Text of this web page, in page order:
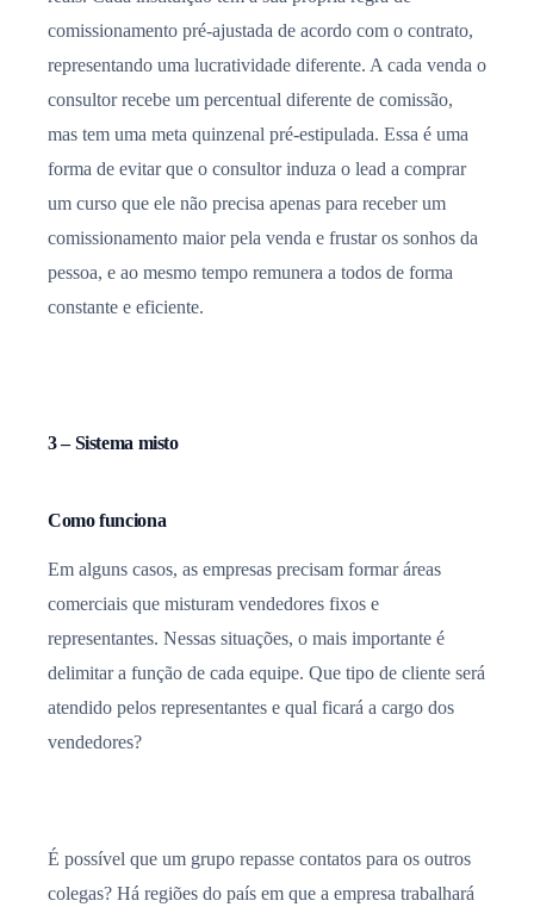
comissionamento pré-ajustada de acordo com o contrato,
representando uma lucratividade diferente. A cada venda o
consultor recebe um percentual diferente de comissão,
mas tem uma meta quinzenal pré-estipulada. Essa é uma
forma de evitar que o consultor induza o lead a comprar
um curso que ele não precisa apenas para receber um
comissionamento maior pela venda e frustar os sonhos da
pessoa, e ao mesmo tempo remunera a todos de forma
constante e eficiente.
3 – Sistema misto
Como funciona
Em alguns casos, as empresas precisam formar áreas
comerciais que misturam vendedores fixos e
representantes. Nessas situações, o mais importante é
delimitar a função de cada equipe. Que tipo de cliente será
atendido pelos representantes e qual ficará a cargo dos
vendedores?
É possível que um grupo repasse contatos para os outros
colegas? Há regiões do país em que a empresa trabalhará